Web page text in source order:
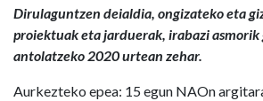
Dirulaguntzen deialdia, ongizateko eta
proiektuak eta jarduerak, irabazi asmorik
antolatzeko 2020 urtean zehar.
Aurkezteko epea: 15 egun NAOn